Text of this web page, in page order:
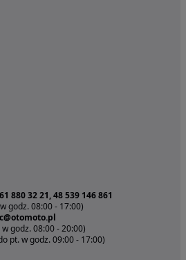
880 32 21, 48 539 146 861
godz. 08:00 - 17:00)
godz. 08:00 - 20:00)
pt. w godz. 09:00 - 17:00)